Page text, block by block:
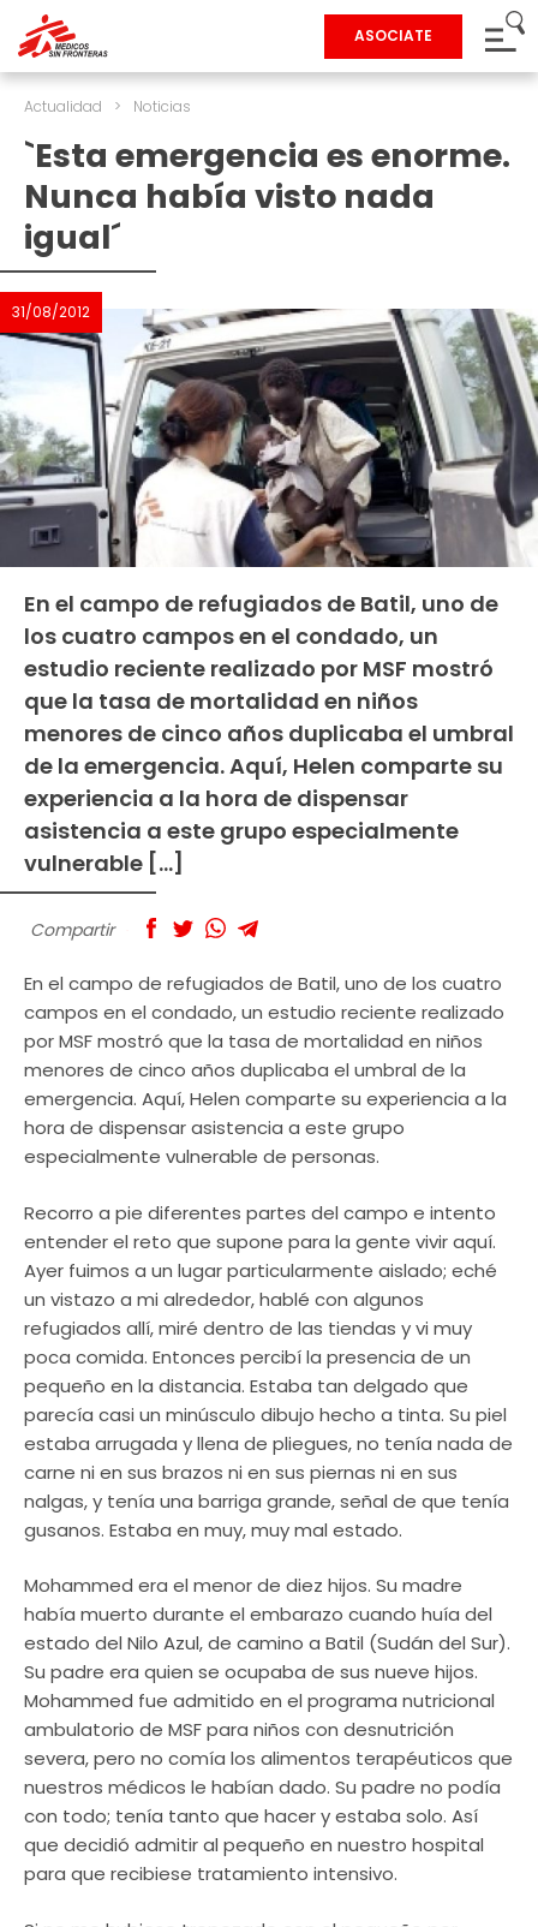
ASOCIATE
Actualidad > Noticias
`Esta emergencia es enorme.
Nunca había visto nada
igual´
31/08/2012
En el campo de refugiados de Batil, uno de
los cuatro campos en el condado, un
estudio reciente realizado por MSF mostró
que la tasa de mortalidad en niños
menores de cinco años duplicaba el umbral
de la emergencia. Aquí, Helen comparte su
experiencia a la hora de dispensar
asistencia a este grupo especialmente
vulnerable […]
Compartir
En el campo de refugiados de Batil, uno de los cuatro
campos en el condado, un estudio reciente realizado
por MSF mostró que la tasa de mortalidad en niños
menores de cinco años duplicaba el umbral de la
emergencia. Aquí, Helen comparte su experiencia a la
hora de dispensar asistencia a este grupo
especialmente vulnerable de personas.
Recorro a pie diferentes partes del campo e intento
entender el reto que supone para la gente vivir aquí.
Ayer fuimos a un lugar particularmente aislado; eché
un vistazo a mi alrededor, hablé con algunos
refugiados allí, miré dentro de las tiendas y vi muy
poca comida. Entonces percibí la presencia de un
pequeño en la distancia. Estaba tan delgado que
parecía casi un minúsculo dibujo hecho a tinta. Su piel
estaba arrugada y llena de pliegues, no tenía nada de
carne ni en sus brazos ni en sus piernas ni en sus
nalgas, y tenía una barriga grande, señal de que tenía
gusanos. Estaba en muy, muy mal estado.
Mohammed era el menor de diez hijos. Su madre
había muerto durante el embarazo cuando huía del
estado del Nilo Azul, de camino a Batil (Sudán del Sur).
Su padre era quien se ocupaba de sus nueve hijos.
Mohammed fue admitido en el programa nutricional
ambulatorio de MSF para niños con desnutrición
severa, pero no comía los alimentos terapéuticos que
nuestros médicos le habían dado. Su padre no podía
con todo; tenía tanto que hacer y estaba solo. Así
que decidió admitir al pequeño en nuestro hospital
para que recibiese tratamiento intensivo.